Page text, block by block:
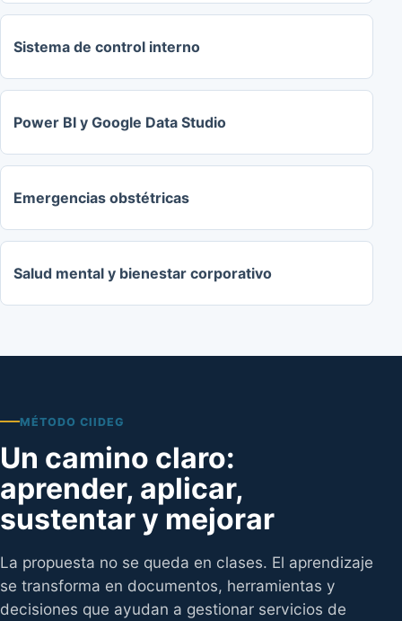
Sistema de control interno
Power BI y Google Data Studio
Emergencias obstétricas
Salud mental y bienestar corporativo
MÉTODO CIIDEG
Un camino claro:
aprender, aplicar,
sustentar y mejorar
La propuesta no se queda en clases. El aprendizaje
se transforma en documentos, herramientas y
decisiones que ayudan a gestionar servicios de